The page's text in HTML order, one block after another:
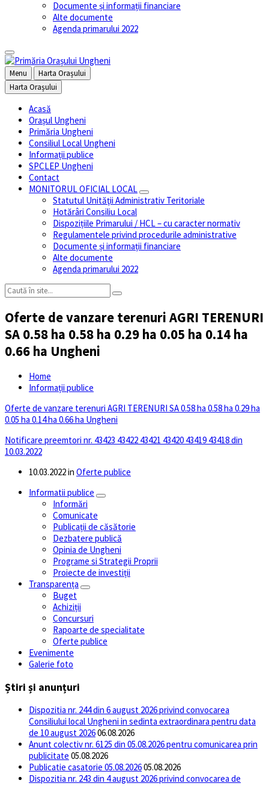
Documente și informații financiare
Alte documente
Agenda primarului 2022
Menu
Harta Orașului
Harta Orașului
Acasă
Orașul Ungheni
Primăria Ungheni
Consiliul Local Ungheni
Informații publice
SPCLEP Ungheni
Contact
MONITORUL OFICIAL LOCAL
Statutul Unităţii Administrativ Teritoriale
Hotărâri Consiliu Local
Dispozițiile Primarului / HCL – cu caracter normativ
Regulamentele privind procedurile administrative
Documente și informații financiare
Alte documente
Agenda primarului 2022
Oferte de vanzare terenuri AGRI TERENURI
SA 0.58 ha 0.58 ha 0.29 ha 0.05 ha 0.14 ha
0.66 ha Ungheni
Home
Informații publice
Oferte de vanzare terenuri AGRI TERENURI SA 0.58 ha 0.58 ha 0.29 ha
0.05 ha 0.14 ha 0.66 ha Ungheni
Notificare preemtori nr. 43423 43422 43421 43420 43419 43418 din
10.03.2022
10.03.2022in Oferte publice
Informatii publice
Informări
Comunicate
Publicații de căsătorie
Dezbatere publică
Opinia de Ungheni
Programe si Strategii Proprii
Proiecte de investiții
Transparența
Buget
Achiziții
Concursuri
Rapoarte de specialitate
Oferte publice
Evenimente
Galerie foto
Știri și anunțuri
Dispozitia nr. 244 din 6 august 2026 privind convocarea
Consiliului local Ungheni in sedinta extraordinara pentru data
de 10 august 202606.08.2026
Anunt colectiv nr. 6125 din 05.08.2026 pentru comunicarea prin
publicitate 05.08.2026
Publicatie casatorie 05.08.202605.08.2026
Dispozitia nr. 243 din 4 august 2026 privind convocarea de